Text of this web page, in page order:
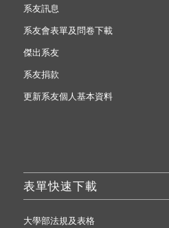
系友訊息
系友會表單及問卷下載
傑出系友
系友捐款
更新系友個人基本資料
表單快速下載
大學部法規及表格